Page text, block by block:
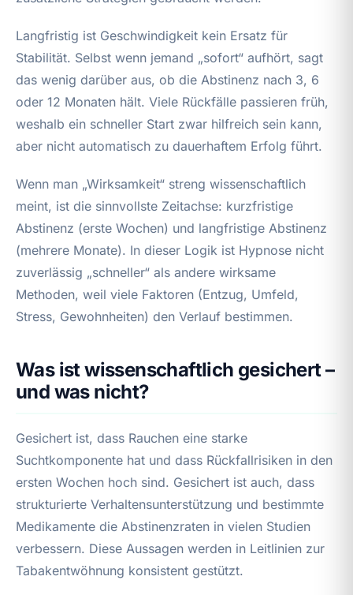
Langfristig ist Geschwindigkeit kein Ersatz für
Stabilität. Selbst wenn jemand „sofort“ aufhört, sagt
das wenig darüber aus, ob die Abstinenz nach 3, 6
oder 12 Monaten hält. Viele Rückfälle passieren früh,
weshalb ein schneller Start zwar hilfreich sein kann,
aber nicht automatisch zu dauerhaftem Erfolg führt.
Wenn man „Wirksamkeit“ streng wissenschaftlich
meint, ist die sinnvollste Zeitachse: kurzfristige
Abstinenz (erste Wochen) und langfristige Abstinenz
(mehrere Monate). In dieser Logik ist Hypnose nicht
zuverlässig „schneller“ als andere wirksame
Methoden, weil viele Faktoren (Entzug, Umfeld,
Stress, Gewohnheiten) den Verlauf bestimmen.
Was ist wissenschaftlich gesichert –
und was nicht?
Gesichert ist, dass Rauchen eine starke
Suchtkomponente hat und dass Rückfallrisiken in den
ersten Wochen hoch sind. Gesichert ist auch, dass
strukturierte Verhaltensunterstützung und bestimmte
Medikamente die Abstinenzraten in vielen Studien
verbessern. Diese Aussagen werden in Leitlinien zur
Tabakentwöhnung konsistent gestützt.